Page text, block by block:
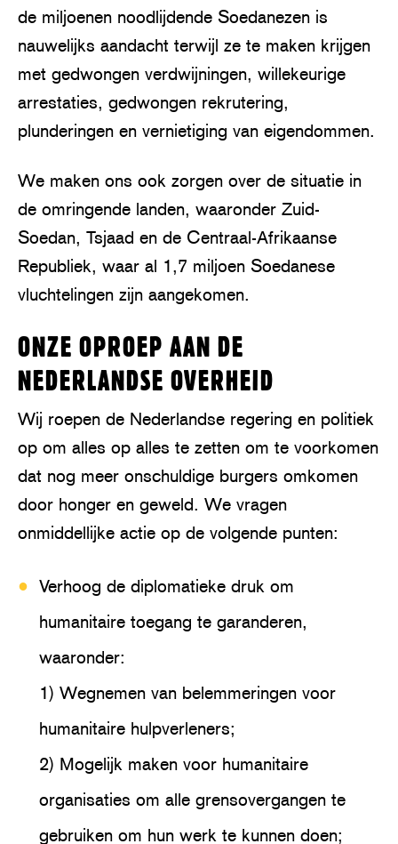
de miljoenen noodlijdende Soedanezen is
nauwelijks aandacht terwijl ze te maken krijgen
met gedwongen verdwijningen, willekeurige
arrestaties, gedwongen rekrutering,
plunderingen en vernietiging van eigendommen.
We maken ons ook zorgen over de situatie in
de omringende landen, waaronder Zuid-
Soedan, Tsjaad en de Centraal-Afrikaanse
Republiek, waar al 1,7 miljoen Soedanese
vluchtelingen zijn aangekomen.
ONZE OPROEP AAN DE
NEDERLANDSE OVERHEID
Wij roepen de Nederlandse regering en politiek
op om alles op alles te zetten om te voorkomen
dat nog meer onschuldige burgers omkomen
door honger en geweld. We vragen
onmiddellijke actie op de volgende punten:
Verhoog de diplomatieke druk om
humanitaire toegang te garanderen,
waaronder:
1) Wegnemen van belemmeringen voor
humanitaire hulpverleners;
2) Mogelijk maken voor humanitaire
organisaties om alle grensovergangen te
gebruiken om hun werk te kunnen doen;